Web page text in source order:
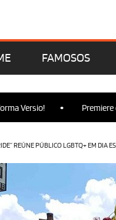
FAMOSOS
• Premiere de
REÚNE PÚBLICO LGBTQ+ EM DIA